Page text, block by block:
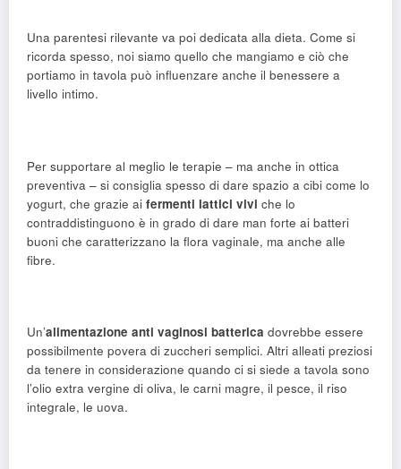
Una parentesi rilevante va poi dedicata alla dieta. Come si
ricorda spesso, noi siamo quello che mangiamo e ciò che
portiamo in tavola può influenzare anche il benessere a
livello intimo.
Per supportare al meglio le terapie – ma anche in ottica
preventiva – si consiglia spesso di dare spazio a cibi come lo
yogurt, che grazie ai fermenti lattici vivi che lo
contraddistinguono è in grado di dare man forte ai batteri
buoni che caratterizzano la flora vaginale, ma anche alle
fibre.
Un’alimentazione anti vaginosi batterica dovrebbe essere
possibilmente povera di zuccheri semplici. Altri alleati preziosi
da tenere in considerazione quando ci si siede a tavola sono
l’olio extra vergine di oliva, le carni magre, il pesce, il riso
integrale, le uova.